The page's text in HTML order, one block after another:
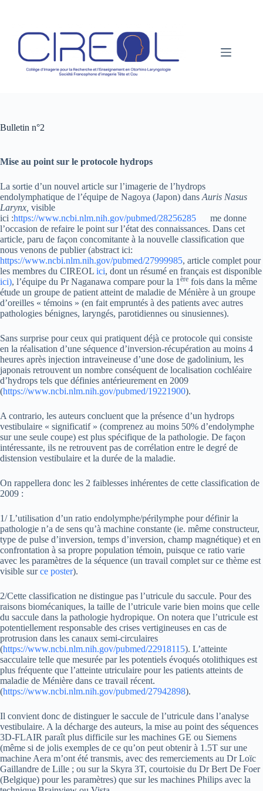
Bulletin n°2
Mise au point sur le protocole hydrops
La sortie d’un nouvel article sur l’imagerie de l’hydrops
endolymphatique de l’équipe de Nagoya (Japon) dans Auris Nasus
Larynx, visible
ici :https://www.ncbi.nlm.nih.gov/pubmed/28256285 me donne
l’occasion de refaire le point sur l’état des connaissances. Dans cet
article, paru de façon concomitante à la nouvelle classification que
nous venons de publier (abstract ici:
https://www.ncbi.nlm.nih.gov/pubmed/27999985, article complet pour
les membres du CIREOL ici, dont un résumé en français est disponible
ici), l’équipe du Pr Naganawa compare pour la 1 ère fois dans la même
étude un groupe de patient atteint de maladie de Ménière à un groupe
d’oreilles « témoins » (en fait empruntés à des patients avec autres
pathologies bénignes, laryngés, parotidiennes ou sinusiennes).
Sans surprise pour ceux qui pratiquent déjà ce protocole qui consiste
en la réalisation d’une séquence d’inversion-récupération au moins 4
heures après injection intraveineuse d’une dose de gadolinium, les
japonais retrouvent un nombre conséquent de localisation cochléaire
d’hydrops tels que définies antérieurement en 2009
(https://www.ncbi.nlm.nih.gov/pubmed/19221900).
A contrario, les auteurs concluent que la présence d’un hydrops
vestibulaire « significatif » (comprenez au moins 50% d’endolymphe
sur une seule coupe) est plus spécifique de la pathologie. De façon
intéressante, ils ne retrouvent pas de corrélation entre le degré de
distension vestibulaire et la durée de la maladie.
On rappellera donc les 2 faiblesses inhérentes de cette classification de
2009 :
1/ L’utilisation d’un ratio endolymphe/périlymphe pour définir la
pathologie n’a de sens qu’à machine constante (ie. même constructeur,
type de pulse d’inversion, temps d’inversion, champ magnétique) et en
confrontation à sa propre population témoin, puisque ce ratio varie
avec les paramètres de la séquence (un travail complet sur ce thème est
visible surce poster).
2/Cette classification ne distingue pas l’utricule du saccule. Pour des
raisons biomécaniques, la taille de l’utricule varie bien moins que celle
du saccule dans la pathologie hydropique. On notera que l’utricule est
potentiellement responsable des crises vertigineuses en cas de
protrusion dans les canaux semi-circulaires
(https://www.ncbi.nlm.nih.gov/pubmed/22918115). L’atteinte
sacculaire telle que mesurée par les potentiels évoqués otolithiques est
plus fréquente que l’atteinte utriculaire pour les patients atteints de
maladie de Ménière dans ce travail récent.
(https://www.ncbi.nlm.nih.gov/pubmed/27942898).
Il convient donc de distinguer le saccule de l’utricule dans l’analyse
vestibulaire. A la décharge des auteurs, la mise au point des séquences
3D-FLAIR paraît plus difficile sur les machines GE ou Siemens
(même si de jolis exemples de ce qu’on peut obtenir à 1.5T sur une
machine Aera m’ont été transmis, avec des remerciements au Dr Loïc
Gaillandre de Lille ; ou sur la Skyra 3T, courtoisie du Dr Bert De Foer
(Belgique) pour les paramètres) que sur les machines Philips avec la